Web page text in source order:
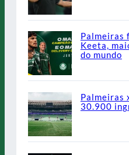
Palmeiras
Keeta,
do mundo
Palmeiras
30.900